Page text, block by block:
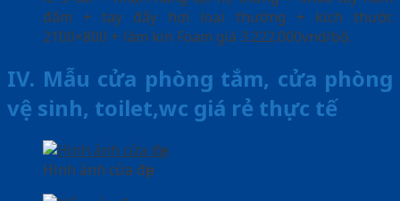
đấm + tay đẩy hơi loại thường + kích thước
2100×800 + làm kín Foam giá 3.222.000vnd/bộ.
IV. Mẫu cửa phòng tắm, cửa phòng
vệ sinh, toilet,wc giá rẻ thực tế
Hình ảnh cửa đẹp